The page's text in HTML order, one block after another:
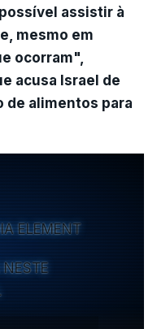
assistir à
mesmo em
ocorram",
acusa Israel de
de alimentos para
ELEMENT